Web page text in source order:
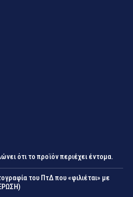
ότι το προϊόν περιέχει έντομα.
του ΠτΔ που «φιλιέται» με